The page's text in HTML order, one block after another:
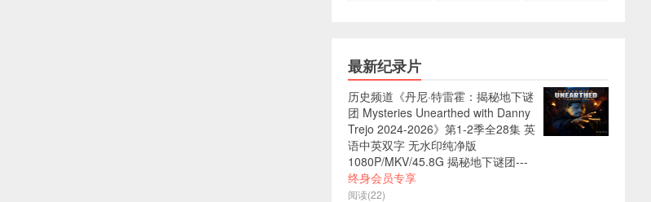
最新纪录片
历史频道《丹尼·特雷霍：揭秘地下谜
团 Mysteries Unearthed with Danny
Trejo 2024-2026》第1-2季全28集 英
语中英双字 无水印纯净版
1080P/MKV/45.8G 揭秘地下谜团---
终身会员专享
阅读(22)